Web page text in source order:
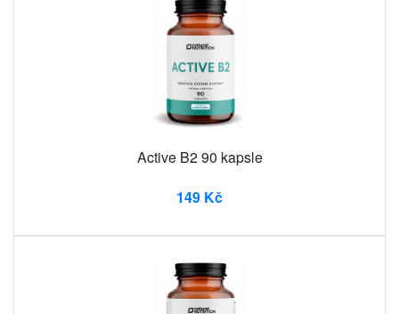
Active B2 90 kapsle
149 Kč